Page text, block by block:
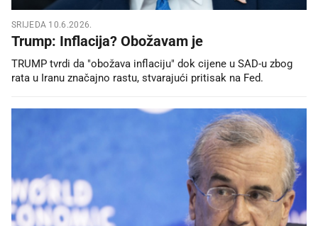
SRIJEDA 10.6.2026.
Trump: Inflacija? Obožavam je
TRUMP tvrdi da "obožava inflaciju" dok cijene u SAD-u zbog
rata u Iranu značajno rastu, stvarajući pritisak na Fed.